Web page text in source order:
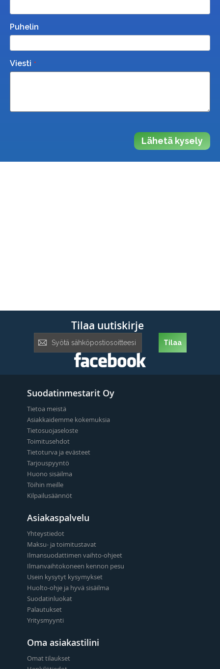
Puhelin
Viesti
Lähetä kysely
Tilaa uutiskirje
uutiskirje:
Tilaa
Suodatinmestarit Oy
Tietoa meistä
Asiakkaidemme kokemuksia
Tietosuojaseloste
Toimitusehdot
Tietoturva ja evästeet
Tarjouspyyntö
Huono sisäilma
Töihin meille
Kilpailusäännöt
Asiakaspalvelu
Yhteystiedot
Maksu- ja toimitustavat
Ilmansuodattimen vaihto-ohjeet
Ilmanvaihtokoneen kennon pesu
Usein kysytyt kysymykset
Huolto-ohje ja hyvä sisäilma
Suodatinluokat
Palautukset
Yritysmyynti
Oma asiakastilini
Omat tilaukset